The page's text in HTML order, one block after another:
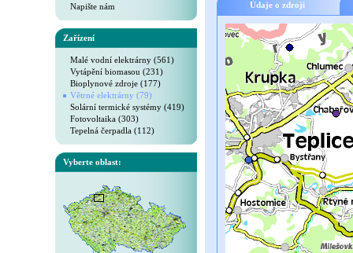
Napište nám
Zařízení
Malé vodní elektrárny (561)
Vytápění biomasou (231)
Bioplynové zdroje (177)
Větrné elektrárny (79)
Solární termické systémy (419)
Fotovoltaika (303)
Tepelná čerpadla (112)
Vyberte oblast:
Údaje o zdroji